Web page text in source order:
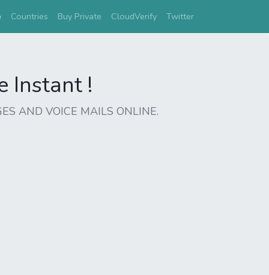
(current)
Countries Buy Private CloudVerify Twitter
Instant !
AND VOICE MAILS ONLINE.